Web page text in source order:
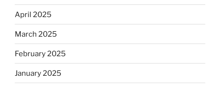
April 2025
March 2025
February 2025
January 2025